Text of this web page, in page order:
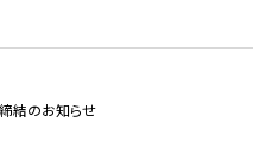
結のお知らせ